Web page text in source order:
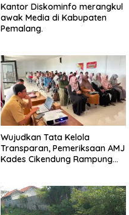
Kantor Diskominfo merangkul
awak Media di Kabupaten
Pemalang.
Wujudkan Tata Kelola
Transparan, Pemeriksaan AMJ
Kades Cikendung Rampung